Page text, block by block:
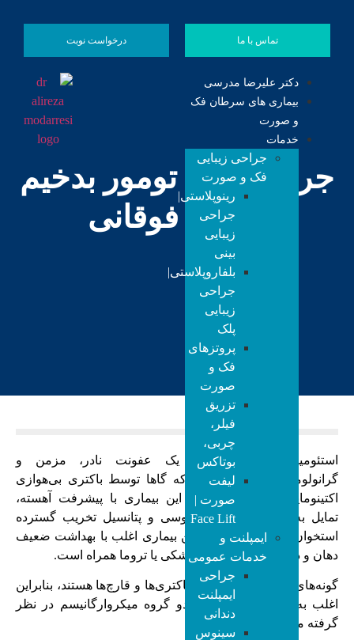
دکتر علیرضا مدرسی
بیماری های سرطان فک
و صورت
خدمات
جراحی زیبایی
فک و صورت
رینوپلاستی|
جراحی
زیبایی
بینی
بلفاروپلاستی|
جراحی
زیبایی
پلک
پروتزهای
فک و
صورت
تزریق
فیلر،
چربی،
بوتاکس
لیفت
صورت |
Face Lift
ایمپلنت و
خدمات عمومی
جراحی
ایمپلنت
دندانی
سینوس
درخواست نوبت تماس با ما
جراحی عود تومور بدخیم
در فک فوقانی
استئومیلیت اکتینومایکوتیک یک عفونت نادر، مزمن و
گرانولوماتوز استخوان است که گاها توسط باکتری بی‌هوازی
اکتینومایسس ایجاد می‌شود. این بیماری با پیشرفت آهسته،
تمایل به تشکیل مجاری سینوسی و پتانسیل تخریب گسترده
استخوان مشخص می‌شود. این بیماری اغلب با بهداشت ضعیف
دهان و دندان، اقدامات دندانپزشکی یا تروما همراه است.
گونه‌های اکتینومایسس شبیه باکتری‌ها و قارچ‌ها هستند، بنابراین
اغلب به عنوان واسطه بین دو گروه میکروارگانیسم در نظر
گرفته می‌شدند.